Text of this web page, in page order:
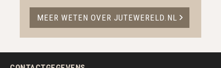
MEER WETEN OVER JUTEWERELD.NL